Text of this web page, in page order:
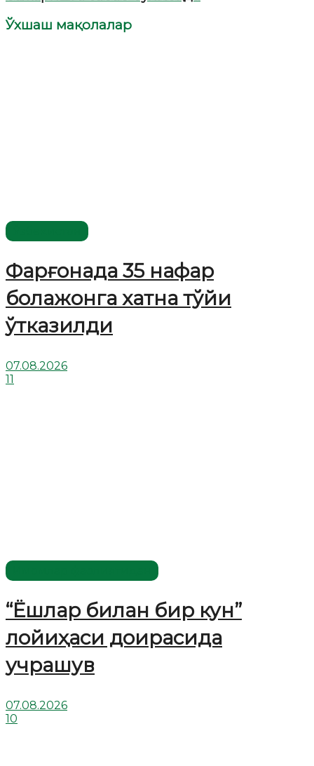
Ўхшаш мақолалар
Фарғонада 35 нафар
болажонга хатна тўйи
ўтказилди
07.08.2026
11
“Ёшлар билан бир кун”
лойиҳаси доирасида
учрашув
07.08.2026
10